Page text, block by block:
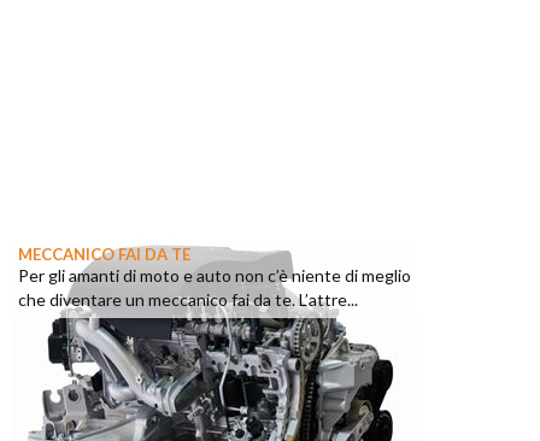
MECCANICO FAI DA TE
Per gli amanti di moto e auto non c’è niente di meglio
che diventare un meccanico fai da te. L’attre...